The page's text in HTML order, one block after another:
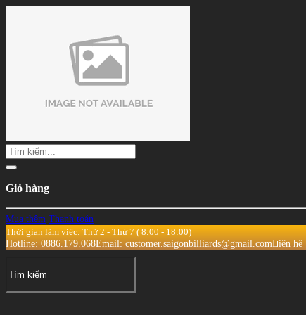
Giỏ hàng
Mua thêm Thanh toán
Thời gian làm việc: Thứ 2 - Thứ 7 ( 8:00 - 18:00)
Hotline: 0886.179.068Email: customer.saigonbilliards@gmail.comLiên hệ